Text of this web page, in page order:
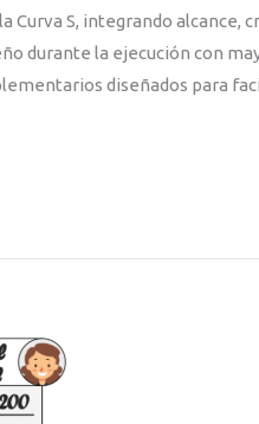
S, integrando alcance,
durante la ejecución con
diseñados para